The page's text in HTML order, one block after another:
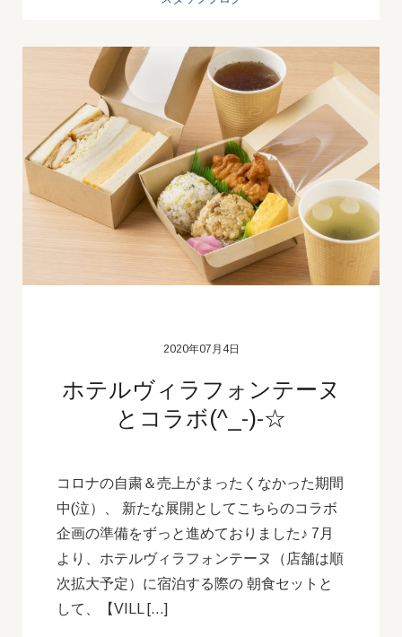
2020年07月4日
ホテルヴィラフォンテーヌ
とコラボ(^_-)-☆
コロナの自粛＆売上がまったくなかった期間
中(泣）、 新たな展開としてこちらのコラボ
企画の準備をずっと進めておりました♪ 7月
より、ホテルヴィラフォンテーヌ（店舗は順
次拡大予定）に宿泊する際の 朝食セットと
して、【VILL […]